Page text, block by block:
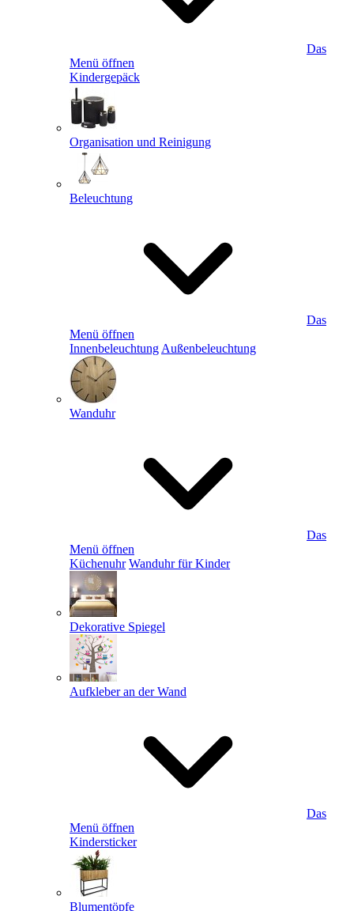
Das
Menü öffnen
Kindergepäck
Organisation und Reinigung
Beleuchtung
Das
Menü öffnen
Innenbeleuchtung Außenbeleuchtung
Wanduhr
Das
Menü öffnen
Küchenuhr Wanduhr für Kinder
Dekorative Spiegel
Aufkleber an der Wand
Das
Menü öffnen
Kindersticker
Blumentöpfe